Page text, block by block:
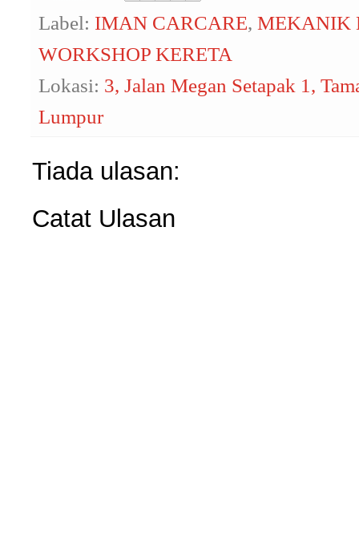
Label: IMAN CARCARE, MEKANIK
WORKSHOP KERETA
Lokasi: 3, Jalan Megan Setapak 1,
Lumpur
Tiada ulasan:
Catat Ulasan